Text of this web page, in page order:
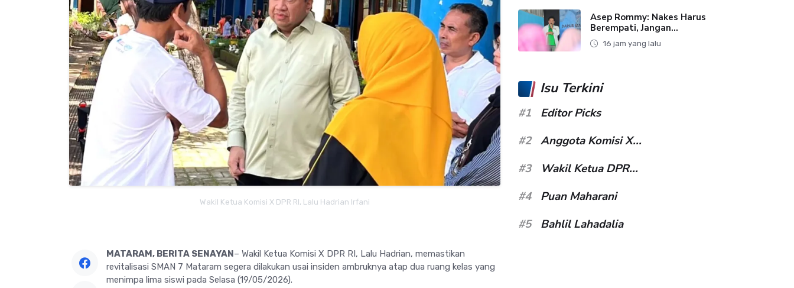
Wakil Ketua Komisi X DPR RI, Lalu Hadrian Irfani
MATARAM, BERITA SENAYAN – Wakil Ketua Komisi X DPR RI, Lalu Hadrian, memastikan
revitalisasiSMAN 7 Mataram segera dilakukan usai insiden ambruknya atap dua ruang kelas yang
menimpa lima siswi pada Selasa (19/05/2026).
Asep Rommy: Nakes Harus
Berempati, Jangan...
16 jam yang lalu
Isu Terkini
#1
Editor Picks
#2
Anggota Komisi X...
#3
Wakil Ketua DPR...
#4
Puan Maharani
#5
Bahlil Lahadalia